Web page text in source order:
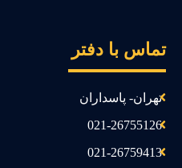
با دفتر
تهران- پاسداران
021-26755126
021-26759413